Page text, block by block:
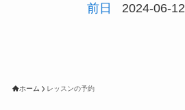
前日 2024-06-12
ホーム レッスンの予約